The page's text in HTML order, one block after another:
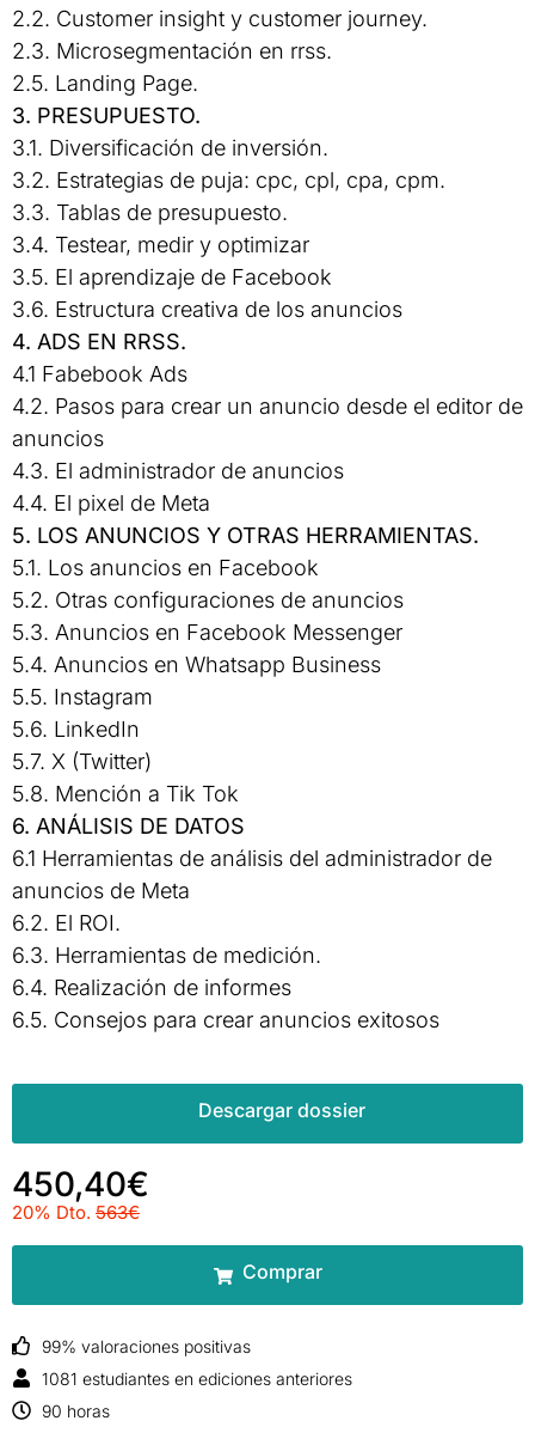
2.2. Customer insight y customer journey.
2.3. Microsegmentación en rrss.
2.5. Landing Page.
3. PRESUPUESTO.
3.1. Diversificación de inversión.
3.2. Estrategias de puja: cpc, cpl, cpa, cpm.
3.3. Tablas de presupuesto.
3.4. Testear, medir y optimizar
3.5. El aprendizaje de Facebook
3.6. Estructura creativa de los anuncios
4. ADS EN RRSS.
4.1 Fabebook Ads
4.2. Pasos para crear un anuncio desde el editor de
anuncios
4.3. El administrador de anuncios
4.4. El pixel de Meta
5. LOS ANUNCIOS Y OTRAS HERRAMIENTAS.
5.1. Los anuncios en Facebook
5.2. Otras configuraciones de anuncios
5.3. Anuncios en Facebook Messenger
5.4. Anuncios en Whatsapp Business
5.5. Instagram
5.6. LinkedIn
5.7. X (Twitter)
5.8. Mención a Tik Tok
6. ANÁLISIS DE DATOS
6.1 Herramientas de análisis del administrador de
anuncios de Meta
6.2. El ROI.
6.3. Herramientas de medición.
6.4. Realización de informes
6.5. Consejos para crear anuncios exitosos
Descargar dossier
450,40€
20% Dto. 563€
Comprar
99% valoraciones positivas
1081 estudiantes en ediciones anteriores
90 horas